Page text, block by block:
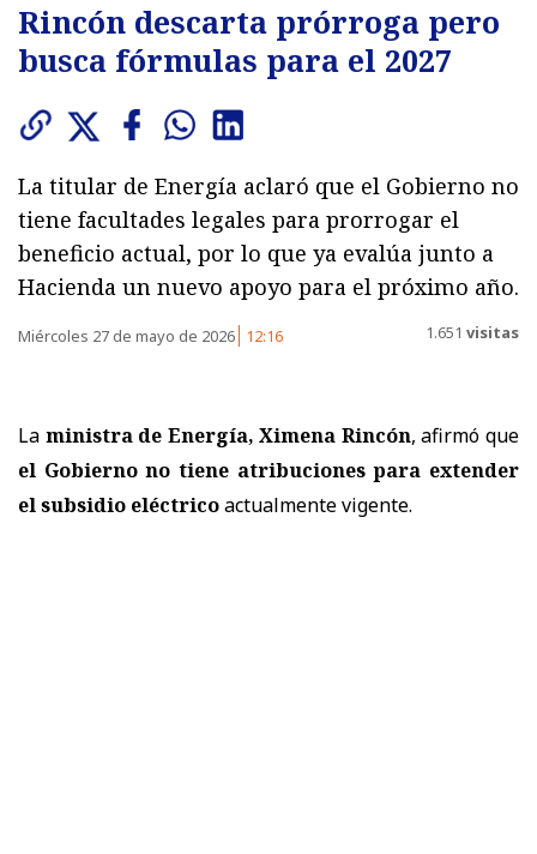
Rincón descarta prórroga pero
busca fórmulas para el 2027
La titular de Energía aclaró que el Gobierno no
tiene facultades legales para prorrogar el
beneficio actual, por lo que ya evalúa junto a
Hacienda un nuevo apoyo para el próximo año.
Miércoles 27 de mayo de 2026 12:16 1.651 visitas
La ministra de Energía, Ximena Rincón, afirmó que
el Gobierno no tiene atribuciones para extender
el subsidio eléctricoactualmente vigente.